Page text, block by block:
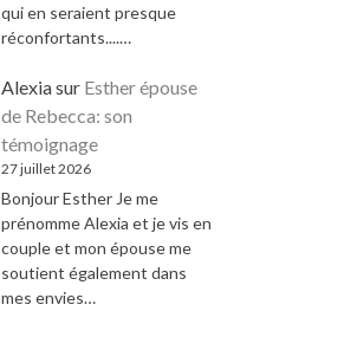
qui en seraient presque
réconfortants....…
Alexiasur Esther épouse
de Rebecca: son
témoignage
27 juillet 2026
Bonjour Esther Je me
prénomme Alexia et je vis en
couple et mon épouse me
soutient également dans
mes envies…